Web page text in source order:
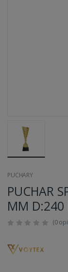
PUCHARY
PUCHAR
MM D:240
(0